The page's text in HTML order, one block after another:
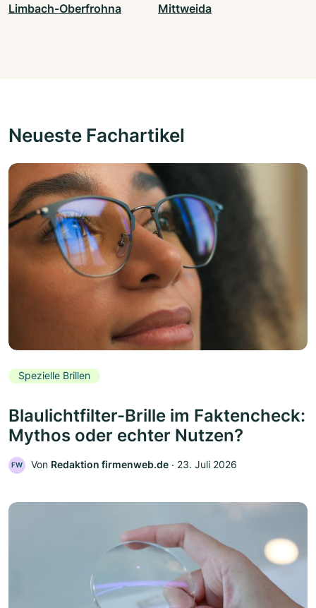
Limbach-Oberfrohna Mittweida
Neueste Fachartikel
Spezielle Brillen
Blaulichtfilter-Brille im Faktencheck:
Mythos oder echter Nutzen?
FW Von Redaktion firmenweb.de ‧ 23. Juli 2026